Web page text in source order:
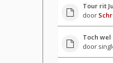
Tour rit
door
Toch
door